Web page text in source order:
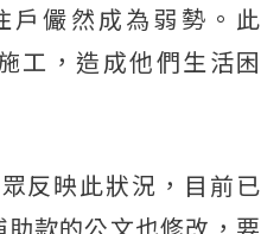
戶儼然成為弱勢。此
工，造成他們生活困
反映此狀況，目前已